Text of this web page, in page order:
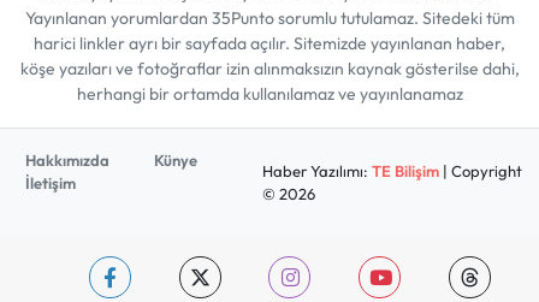
Yayınlanan yorumlardan 35Punto sorumlu tutulamaz. Sitedeki tüm
harici linkler ayrı bir sayfada açılır. Sitemizde yayınlanan haber,
köşe yazıları ve fotoğraflar izin alınmaksızın kaynak gösterilse dahi,
herhangi bir ortamda kullanılamaz ve yayınlanamaz
Hakkımızda
Künye
İletişim
Haber Yazılımı: TE Bilişim| Copyright
© 2026